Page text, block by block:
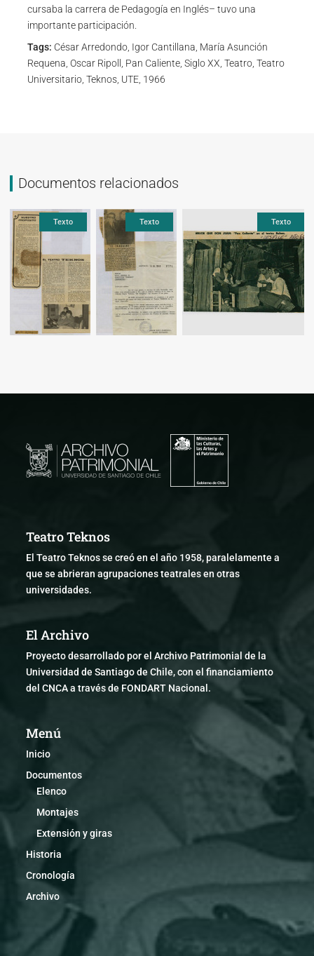
cursaba la carrera de Pedagogía en Inglés– tuvo una
importante participación.
Tags: César Arredondo, Igor Cantillana, María Asunción
Requena, Oscar Ripoll, Pan Caliente, Siglo XX, Teatro, Teatro
Universitario, Teknos, UTE, 1966
Documentos relacionados
Texto Texto Texto
Teatro Teknos
El Teatro Teknos se creó en el año 1958, paralelamente a
que se abrieran agrupaciones teatrales en otras
universidades.
El Archivo
Proyecto desarrollado por el Archivo Patrimonial de la
Universidad de Santiago de Chile, con el financiamiento
del CNCA a través de FONDART Nacional.
Menú
Inicio
Documentos
Elenco
Montajes
Extensión y giras
Historia
Cronología
Archivo